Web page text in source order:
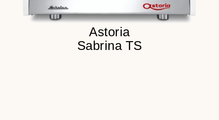
Astoria
Sabrina TS